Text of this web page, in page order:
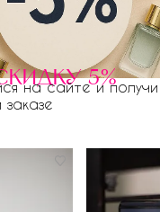
5%
на сайте и получи